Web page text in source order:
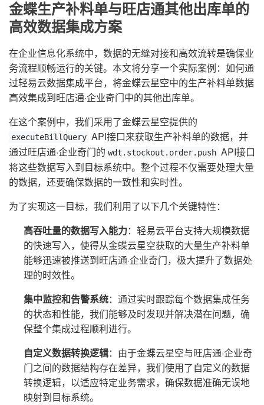
金蝶生产补料单与旺店通其他出库单的
高效数据集成方案
在企业信息化系统中，数据的无缝对接和高效流转是确保业
务流程顺畅运行的关键。本文将分享一个实际案例：如何通
过轻易云数据集成平台，将金蝶云星空中的生产补料单数据
高效集成到旺店通·企业奇门中的其他出库单。
在这个案例中，我们采用了金蝶云星空提供的
executeBillQuery API接口来获取生产补料单的数据，并
通过旺店通·企业奇门的 wdt.stockout.order.push API接口
将这些数据写入到目标系统中。整个过程不仅需要处理大量
的数据，还要确保数据的一致性和实时性。
为了实现这一目标，我们利用了以下几个关键特性：
高吞吐量的数据写入能力：轻易云平台支持大规模数据
的快速写入，使得从金蝶云星空获取的大量生产补料单
能够迅速被推送到旺店通·企业奇门，极大提升了数据处
理的时效性。
集中监控和告警系统：通过实时跟踪每个数据集成任务
的状态和性能，我们能够及时发现并解决潜在问题，确
保整个集成过程顺利进行。
自定义数据转换逻辑：由于金蝶云星空与旺店通·企业奇
门之间的数据结构存在差异，我们使用了自定义的数据
转换逻辑，以适应特定业务需求，确保数据准确无误地
映射到目标系统。